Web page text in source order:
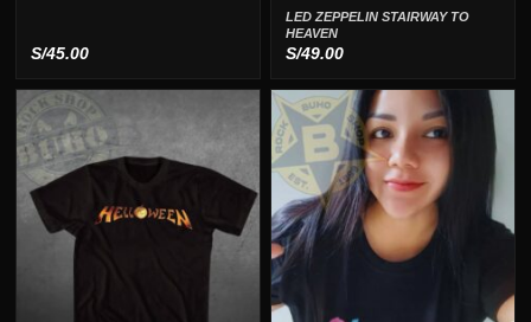
S/45.00
LED ZEPPELIN STAIRWAY TO
HEAVEN
S/49.00